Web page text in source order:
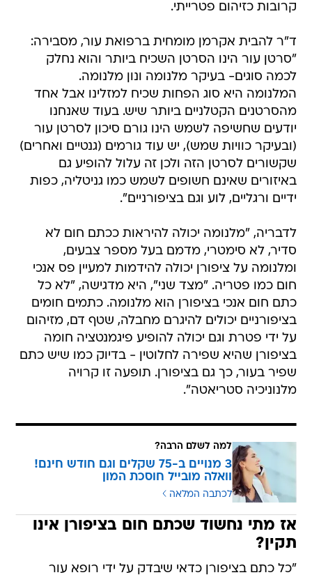
קרובות כזיהום פטרייתי.
ד"ר להבית אקרמן מומחית ברפואת עור, מסבירה:
"סרטן עור הינו הסרטן השכיח ביותר והוא נחלק
לכמה סוגים- בעיקר מלנומה ונון מלנומה.
המלנומה היא סוג הפחות שכיח למזלינו אבל אחד
מהסרטנים הקטלניים ביותר שיש. בעוד שאנחנו
יודעים שחשיפה לשמש הינו גורם סיכון לסרטן עור
(ובעיקר כוויות שמש), יש עוד גורמים (גנטיים ואחרים)
שקשורים לסרטן הזה ולכן זה עלול להופיע גם
באיזורים שאינם חשופים לשמש כמו גניטליה, כפות
ידיים ורגליים, לוע וגם בציפורניים".
לדבריה, "מלנומה יכולה להיראות ככתם חום לא
סדיר, לא סימטרי, מדמם בעל מספר צבעים,
ומלנומה על ציפורן יכולה להידמות למעיין פס אנכי
חום כמו פטריה. "מצד שני", היא מדגישה, "לא כל
כתם חום אנכי בציפורן הוא מלנומה. כתמים חומים
בציפורניים יכולים להיגרם מחבלה, שטף דם, מזיהום
על ידי פטרת וגם יכולה להופיע פיגמנטציה חומה
בציפורן שהיא שפירה לחלוטין - בדיוק כמו שיש כתם
שפיר בעור, כך גם בציפורן. תופעה זו קרויה
מלנוניכיה סטריאטה".
למה לשלם הרבה?
3 מנויים ב-75 שקלים וגם חודש חינם!
וואלה מובייל חוסכת המון
לכתבה המלאה
אז מתי נחשוד שכתם חום בציפורן אינו
תקין?
"כל כתם בציפורן כדאי שיבדק על ידי רופא עור